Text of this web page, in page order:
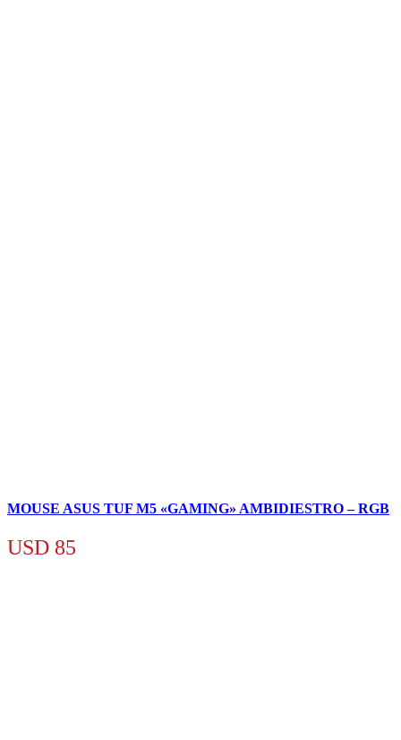
MOUSE ASUS TUF M5 «GAMING» AMBIDIESTRO – RGB
USD 85